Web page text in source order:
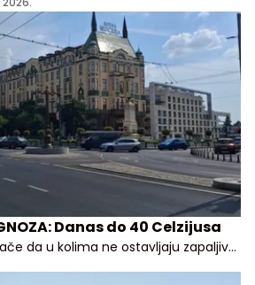
Danas do 40 Celzijusa
da u kolima ne ostavljaju zapaljive
na lako zapaljivim površinama: